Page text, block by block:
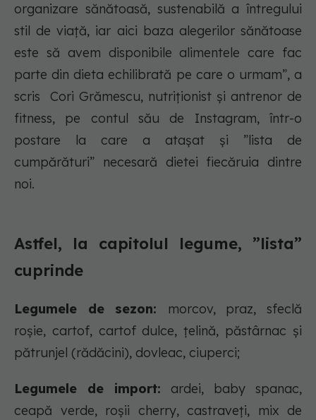
organizare sănătoasă, sustenabilă a întregului
stil de viață, iar aici baza alegerilor sănătoase
este să avem disponibile alimentele care fac
parte din dieta echilibrată pe care o urmam”, a
scris Cori Grămescu, nutriționist și antrenor de
fitness, pe contul său de Instagram, într-o
postare la care a atașat și ”lista de
cumpărături” necesară dietei fiecăruia dintre
noi.
Astfel, la capitolul legume, ”lista”
cuprinde
Legumele de sezon: morcov, praz, sfeclă
roșie, cartof, cartof dulce, țelină, păstârnac și
pătrunjel (rădăcini), dovleac, ciuperci;
Legumele de import: ardei, baby spanac,
ceapă verde, roșii cherry, castraveți, mix de